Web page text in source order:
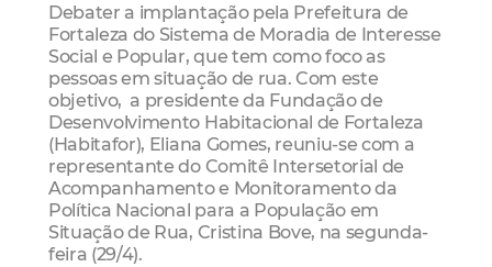
Debater a implantação pela Prefeitura de
Fortaleza do Sistema de Moradia de Interesse
Social e Popular, que tem como foco as
pessoas em situação de rua. Com este
objetivo, a presidente da Fundação de
Desenvolvimento Habitacional de Fortaleza
(Habitafor), Eliana Gomes, reuniu-se com a
representante do Comitê Intersetorial de
Acompanhamento e Monitoramento da
Política Nacional para a População em
Situação de Rua, Cristina Bove, na segunda-
feira (29/4).